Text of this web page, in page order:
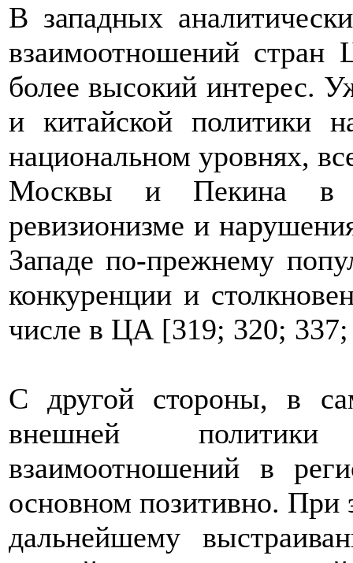
В западных
взаимоотношений
более высокий интерес.
и китайской политики
национальном уровнях,
Москвы и Пекина в
ревизионизме и
Западе по-прежнему
конкуренции и
числе в ЦА [319; 320;
С другой стороны, в
внешней политики
взаимоотношений в
основном позитивно. При
дальнейшему